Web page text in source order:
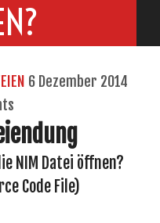
6 Dezember 2014
NIM Datei öffnen?
Code File)